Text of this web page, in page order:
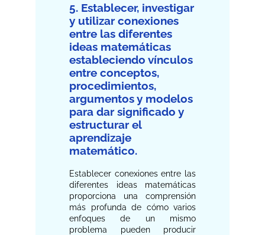
5. Establecer, investigar
y utilizar conexiones
entre las diferentes
ideas matemáticas
estableciendo vínculos
entre conceptos,
procedimientos,
argumentos y modelos
para dar significado y
estructurar el
aprendizaje
matemático.
Establecer conexiones entre las
diferentes ideas matemáticas
proporciona una comprensión
más profunda de cómo varios
enfoques de un mismo
problema pueden producir